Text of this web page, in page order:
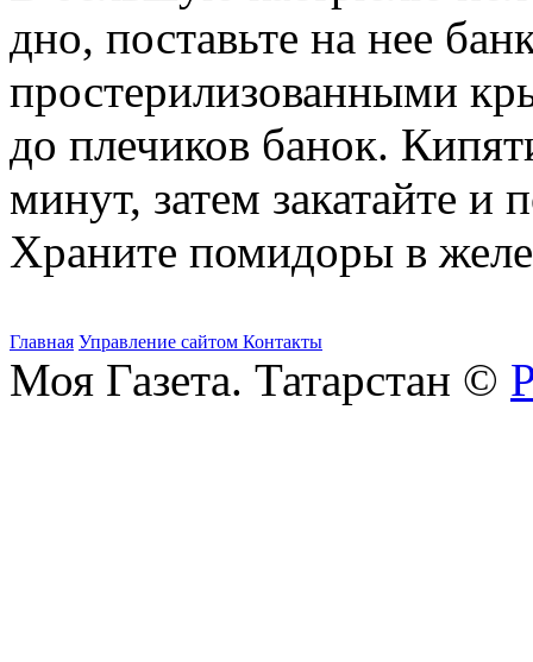
дно, поставьте на нее
простерилизованными
до плечиков банок.
минут, затем закатайте и
Храните помидоры в
Главная Управление сайтом Контакты
Моя Газета. Татарстан ©